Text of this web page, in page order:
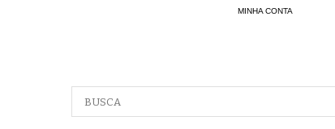
MINHA CONTA